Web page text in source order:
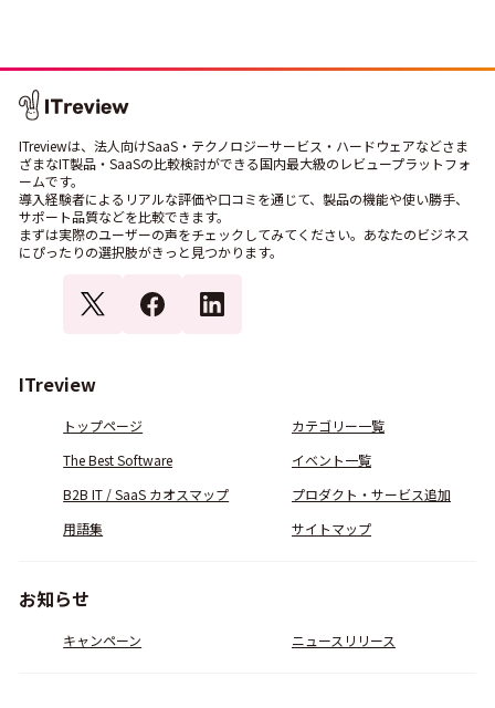
ITreviewは、法人向けSaaS・テクノロジーサービス・ハードウェアなどさま
ざまなIT製品・SaaSの比較検討ができる国内最大級のレビュープラットフォ
ームです。
導入経験者によるリアルな評価や口コミを通じて、製品の機能や使い勝手、
サポート品質などを比較できます。
まずは実際のユーザーの声をチェックしてみてください。あなたのビジネス
にぴったりの選択肢がきっと見つかります。
ITreview
トップページ
カテゴリー一覧
The Best Software
イベント一覧
B2B IT / SaaS カオスマップ
プロダクト・サービス追加
用語集
サイトマップ
お知らせ
キャンペーン ニュースリリース